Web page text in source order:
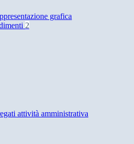
grafica
2
attività amministrativa